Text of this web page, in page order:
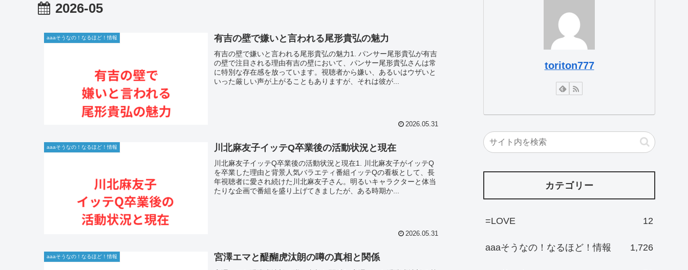
2026-05
aaaそうなの！なるほど！情報 有吉の壁で嫌いと言われる尾形貴弘の魅力
有吉の壁で嫌いと言われる尾形貴弘の魅力1. パンサー尾形貴弘が有吉
の壁で注目される理由有吉の壁において、パンサー尾形貴弘さんは常
に特別な存在感を放っています。視聴者から嫌い、あるいはウザいと
いった厳しい声が上がることもありますが、それは彼が...
2026.05.31
aaaそうなの！なるほど！情報 川北麻友子イッテQ卒業後の活動状況と現在
川北麻友子イッテQ卒業後の活動状況と現在1. 川北麻友子がイッテQ
を卒業した理由と背景人気バラエティ番組イッテQの看板として、長
年視聴者に愛され続けた川北麻友子さん。明るいキャラクターと体当
たりな企画で番組を盛り上げてきましたが、ある時期か...
2026.05.31
aaaそうなの！なるほど！情報 宮澤エマと醍醐虎汰朗の噂の真相と関係
toriton777
カテゴリー
=LOVE 12
aaaそうなの！なるほど！情報 1,726